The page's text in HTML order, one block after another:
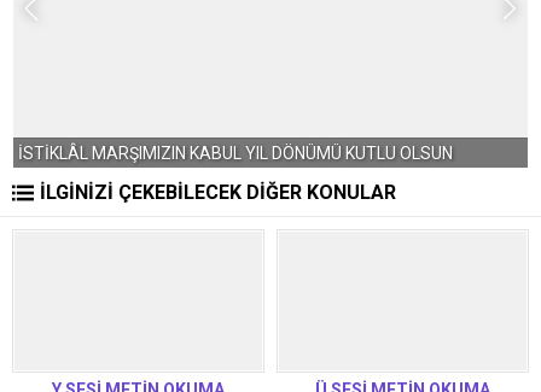
İSTİKLAL MARŞI’NIN ANLAMI VE AÇIKLAMASI
İLGİNİZİ ÇEKEBİLECEK DİĞER KONULAR